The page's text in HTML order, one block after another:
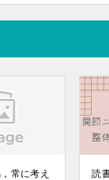
常に考え
読